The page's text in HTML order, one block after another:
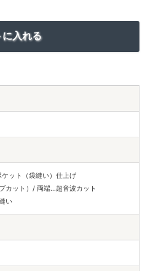
ット（袋縫い）仕上げ
カット）/ 両端…超音波カット
い